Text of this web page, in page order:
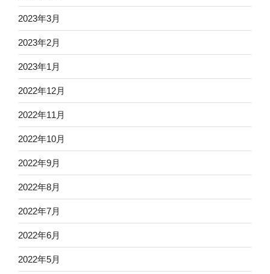
2023年3月
2023年2月
2023年1月
2022年12月
2022年11月
2022年10月
2022年9月
2022年8月
2022年7月
2022年6月
2022年5月